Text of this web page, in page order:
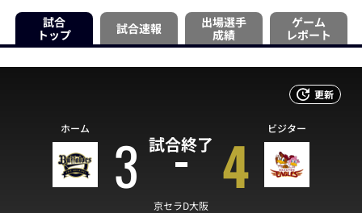
試合
トップ
試合速報
出場選手
成績
ゲーム
レポート
更新
試合終了
ホーム 3 4 ビジター
京セラD大阪